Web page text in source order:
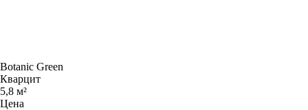
Botanic Green
Кварцит
5,8 м²
Цена